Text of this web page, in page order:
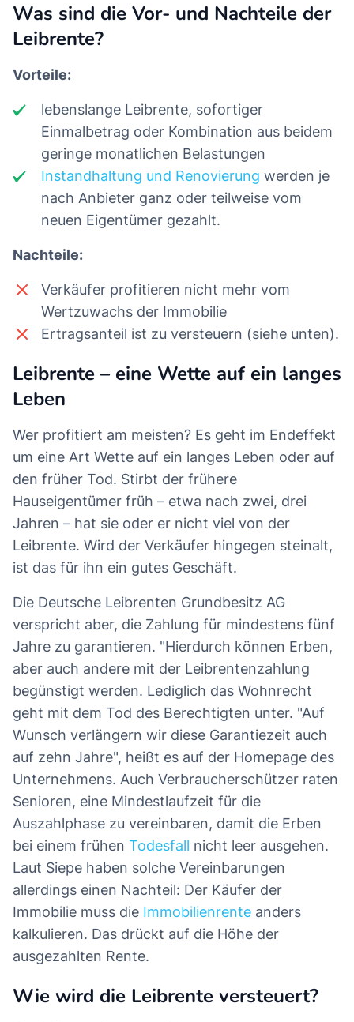
Was sind die Vor- und Nachteile der
Leibrente?
Vorteile:
lebenslange Leibrente, sofortiger
Einmalbetrag oder Kombination aus beidem
geringe monatlichen Belastungen
Instandhaltung und Renovierung werden je
nach Anbieter ganz oder teilweise vom
neuen Eigentümer gezahlt.
Nachteile:
Verkäufer profitieren nicht mehr vom
Wertzuwachs der Immobilie
Ertragsanteil ist zu versteuern (siehe unten).
Leibrente – eine Wette auf ein langes
Leben
Wer profitiert am meisten? Es geht im Endeffekt
um eine Art Wette auf ein langes Leben oder auf
den früher Tod. Stirbt der frühere
Hauseigentümer früh – etwa nach zwei, drei
Jahren – hat sie oder er nicht viel von der
Leibrente. Wird der Verkäufer hingegen steinalt,
ist das für ihn ein gutes Geschäft.
Die Deutsche Leibrenten Grundbesitz AG
verspricht aber, die Zahlung für mindestens fünf
Jahre zu garantieren. "Hierdurch können Erben,
aber auch andere mit der Leibrentenzahlung
begünstigt werden. Lediglich das Wohnrecht
geht mit dem Tod des Berechtigten unter. "Auf
Wunsch verlängern wir diese Garantiezeit auch
auf zehn Jahre", heißt es auf der Homepage des
Unternehmens. Auch Verbraucherschützer raten
Senioren, eine Mindestlaufzeit für die
Auszahlphase zu vereinbaren, damit die Erben
bei einem frühen Todesfall nicht leer ausgehen.
Laut Siepe haben solche Vereinbarungen
allerdings einen Nachteil: Der Käufer der
Immobilie muss die Immobilienrente anders
kalkulieren. Das drückt auf die Höhe der
ausgezahlten Rente.
Wie wird die Leibrente versteuert?